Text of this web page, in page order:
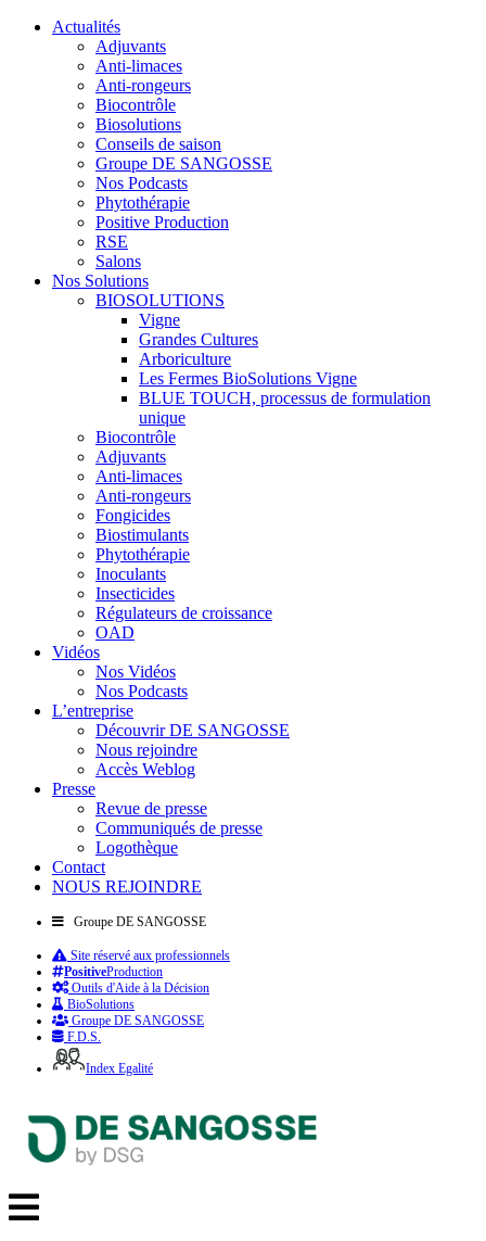
Actualités
Adjuvants
Anti-limaces
Anti-rongeurs
Biocontrôle
Biosolutions
Conseils de saison
Groupe DE SANGOSSE
Nos Podcasts
Phytothérapie
Positive Production
RSE
Salons
Nos Solutions
BIOSOLUTIONS
Vigne
Grandes Cultures
Arboriculture
Les Fermes BioSolutions Vigne
BLUE TOUCH, processus de formulation
unique
Biocontrôle
Adjuvants
Anti-limaces
Anti-rongeurs
Fongicides
Biostimulants
Phytothérapie
Inoculants
Insecticides
Régulateurs de croissance
OAD
Vidéos
Nos Vidéos
Nos Podcasts
L’entreprise
Découvrir DE SANGOSSE
Nous rejoindre
Accès Weblog
Presse
Revue de presse
Communiqués de presse
Logothèque
Contact
NOUS REJOINDRE
Groupe DE SANGOSSE
Site réservé aux professionnels
PositiveProduction
Outils d'Aide à la Décision
BioSolutions
Groupe DE SANGOSSE
F.D.S.
Index Egalité